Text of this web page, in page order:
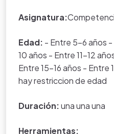
Asignatura:
Edad: - Entre 5-6 años
10 años - Entre 11-12
Entre 15-16 años - Entre
hay restriccion de edad
Duración:una una una
Herramientas: